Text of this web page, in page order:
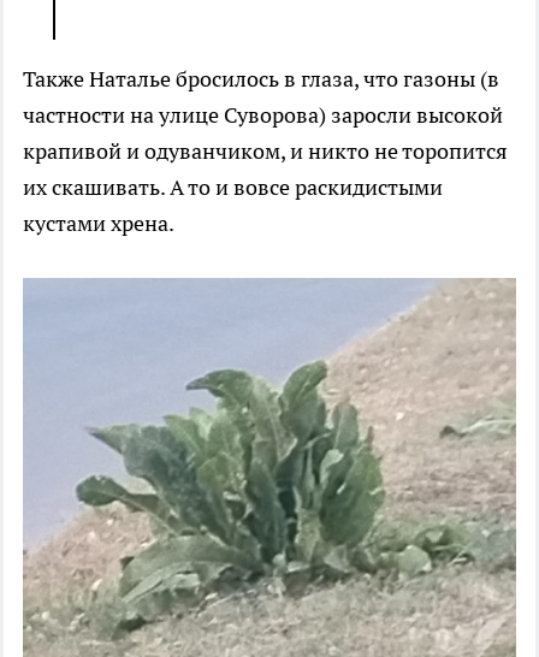
Также Наталье бросилось в глаза, что газоны (в
частности на улице Суворова) заросли высокой
крапивой и одуванчиком, и никто не торопится
их скашивать. А то и вовсе раскидистыми
кустами хрена.